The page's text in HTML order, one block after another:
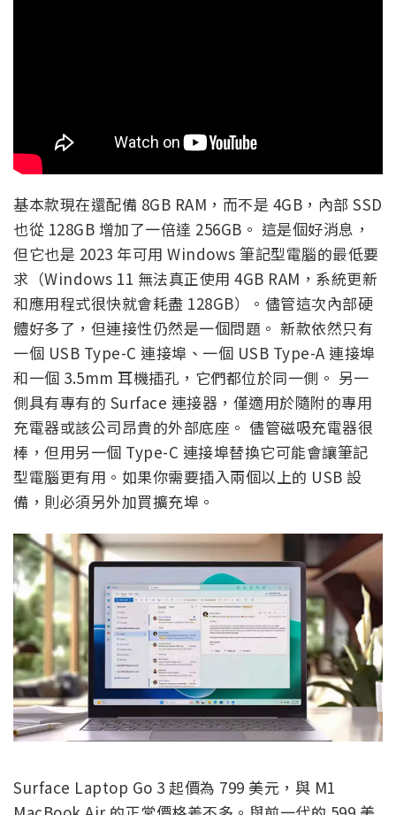
基本款現在還配備 8GB RAM，而不是 4GB，內部 SSD
也從 128GB 增加了一倍達 256GB。 這是個好消息，
但它也是 2023 年可用 Windows 筆記型電腦的最低要
求（Windows 11 無法真正使用 4GB RAM，系統更新
和應用程式很快就會耗盡 128GB）。儘管這次內部硬
體好多了，但連接性仍然是一個問題。 新款依然只有
一個 USB Type-C 連接埠、一個 USB Type-A 連接埠
和一個 3.5mm 耳機插孔，它們都位於同一側。 另一
側具有專有的 Surface 連接器，僅適用於隨附的專用
充電器或該公司昂貴的外部底座。 儘管磁吸充電器很
棒，但用另一個 Type-C 連接埠替換它可能會讓筆記
型電腦更有用。如果你需要插入兩個以上的 USB 設
備，則必須另外加買擴充埠。
Surface Laptop Go 3 起價為 799 美元，與 M1